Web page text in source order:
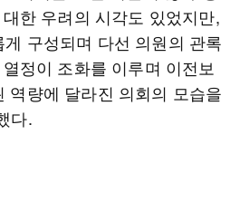
한 우려의 시각도 있었지만,
구성되며 다선 의원의 관록
정이 조화를 이루며 이전보
역량에 달라진 의회의 모습을
다.